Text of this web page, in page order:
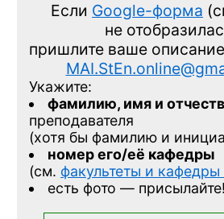
Если Google-форма
не
пришлите ваше
Укажите:
фамилию, имя и
преподавателя
(хотя бы фамилию и
номер его/её кафедры
(см. факультеты и
есть фото — присылайте!